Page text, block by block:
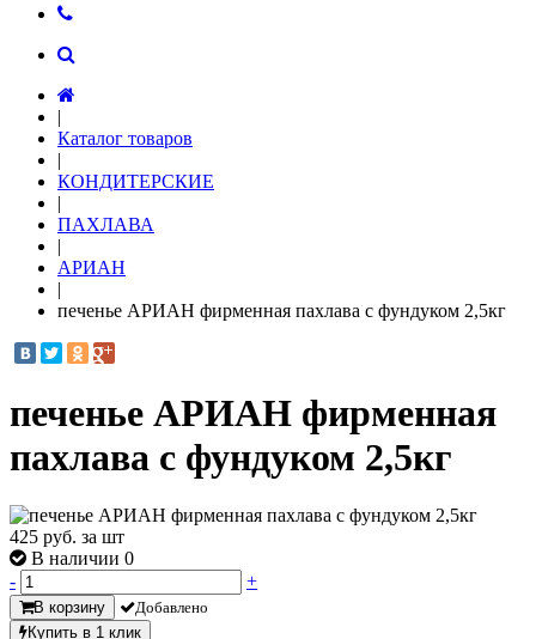
|
Каталог товаров
|
КОНДИТЕРСКИЕ
|
ПАХЛАВА
|
АРИАН
|
печенье АРИАН фирменная пахлава с фундуком 2,5кг
печенье АРИАН фирменная
пахлава с фундуком 2,5кг
425 руб. за шт
В наличии 0
-
+
В корзину
Добавлено
Купить в 1 клик